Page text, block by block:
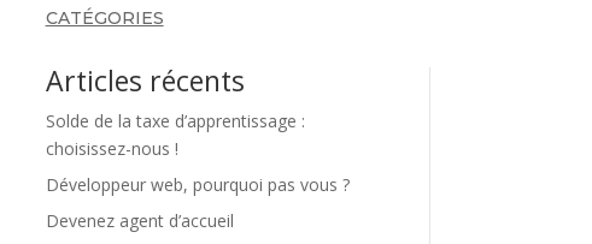
CATÉGORIES
Articles récents
Solde de la taxe d’apprentissage :
choisissez-nous !
Développeur web, pourquoi pas vous ?
Devenez agent d’accueil